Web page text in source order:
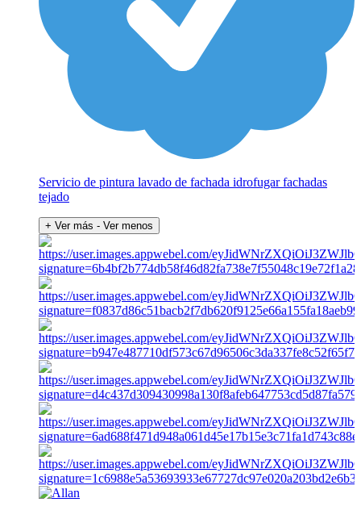
Servicio de pintura lavado de fachada idrofugar fachadas
tejado
+ Ver más - Ver menos